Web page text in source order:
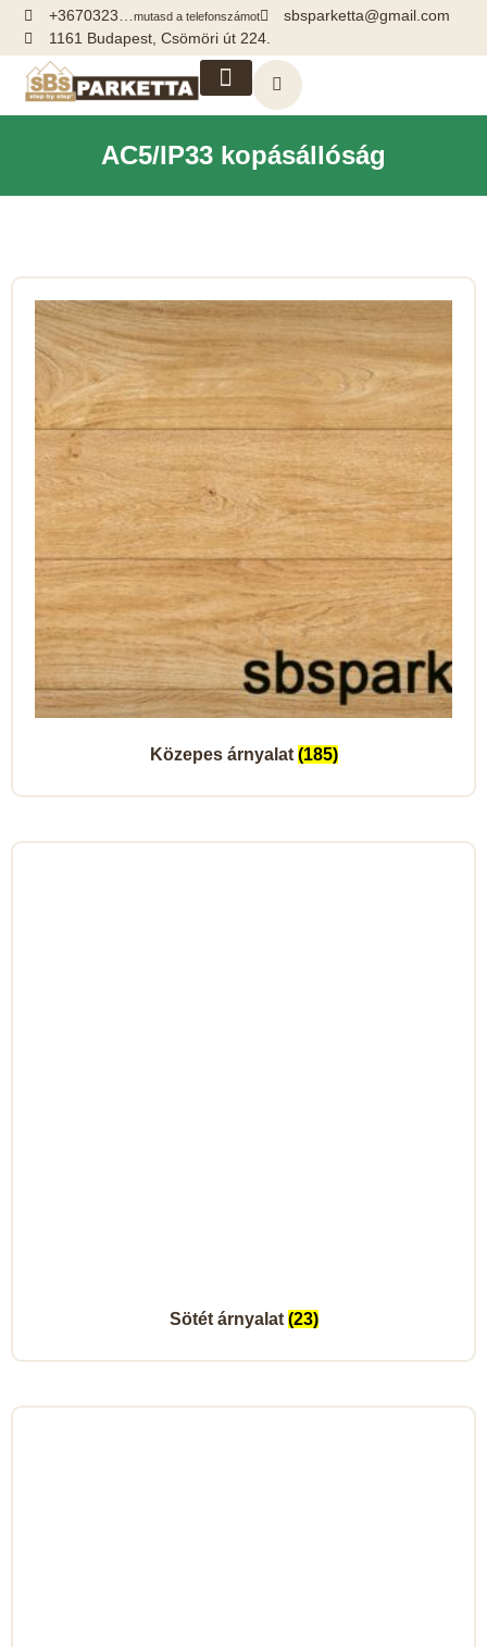
+3670323…mutasd a telefonszámot
sbsparketta@gmail.com
1161 Budapest, Csömöri út 224.
AC5/IP33 kopásállóság
Közepes árnyalat (185)
Sötét árnyalat (23)